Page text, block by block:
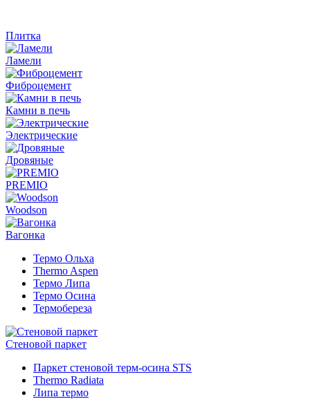
Плитка
Ламели
Фиброцемент
Камни в печь
Электрические
Дровяные
PREMIO
Woodson
Вагонка
Термо Ольха
Thermo Aspen
Термо Липа
Термо Осина
Термобереза
Стеновой паркет
Паркет стеновой терм-осина STS
Thermo Radiata
Липа термо